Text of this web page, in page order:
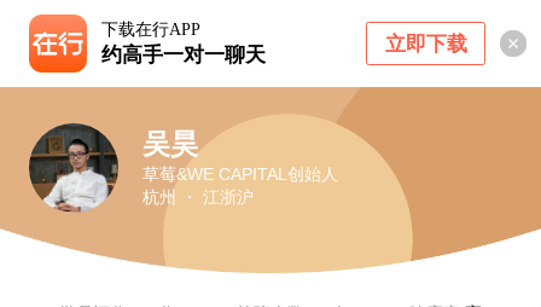
下载在行APP
约高手一对一聊天 立即下载
吴昊
草莓&WE CAPITAL创始人
杭州 ・ 江浙沪